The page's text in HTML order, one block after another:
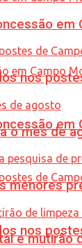
em
nos
em
nos
o mês de
menores
e mutirão